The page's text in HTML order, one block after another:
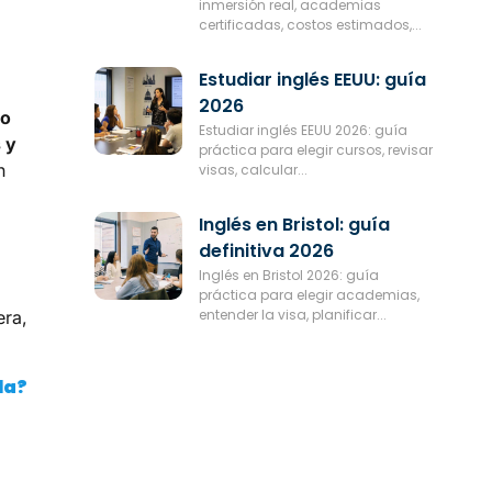
y
inmersión real, academias
certificadas, costos estimados,...
Estudiar inglés EEUU: guía
2026
Estudiar inglés EEUU 2026: guía
práctica para elegir cursos, revisar
visas, calcular...
Inglés en Bristol: guía
definitiva 2026
Inglés en Bristol 2026: guía
práctica para elegir academias,
entender la visa, planificar...